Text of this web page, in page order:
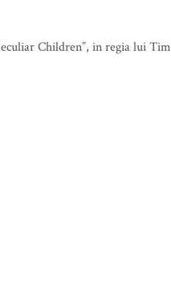
Children”, in regia lui Tim